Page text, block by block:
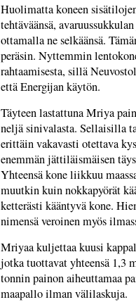
Huolimatta koneen
tehtäväänsä,
ottamalla ne selkäänsä.
peräsin. Nyttemmin
rahtaamisesta, sillä
että Energijan käytön.
Täyteen lastattuna Mriya
neljä sinivalasta. Sellaisilla
erittäin vakavasti otettava
enemmän jättiläismäisen
Yhteensä kone liikkuu
muutkin kuin nokkapyörät
ketterästi kääntyvä kone.
nimensä veroinen myös
Mriyaa kuljettaa kuusi
jotka tuottavat yhteensä 1,3
tonnin painon aiheuttamaa
maapallo ilman välilaskuja.